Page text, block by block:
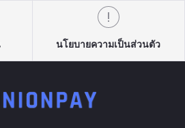
นโยบายความเป็นส่วนตัว